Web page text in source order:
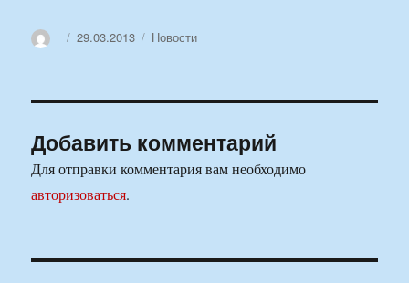
АвторОпубликовано
29.03.2013 Рубрики
Новости
Добавить комментарий
Для отправки комментария вам необходимо
авторизоваться.